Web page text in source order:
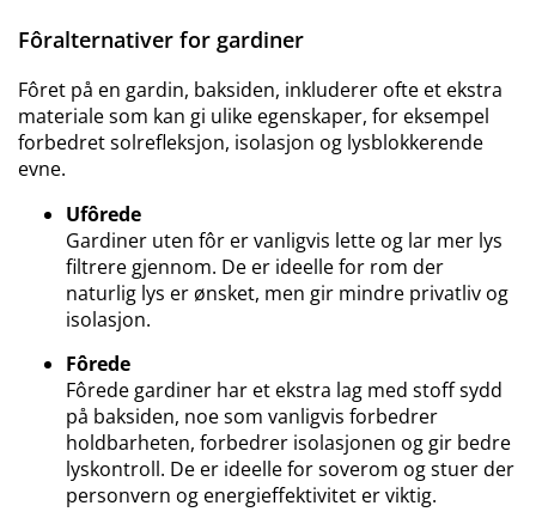
Fôralternativer for gardiner
Fôret på en gardin, baksiden, inkluderer ofte et ekstra
materiale som kan gi ulike egenskaper, for eksempel
forbedret solrefleksjon, isolasjon og lysblokkerende
evne.
Ufôrede
Gardiner uten fôr er vanligvis lette og lar mer lys
filtrere gjennom. De er ideelle for rom der
naturlig lys er ønsket, men gir mindre privatliv og
isolasjon.
Fôrede
Fôrede gardiner har et ekstra lag med stoff sydd
på baksiden, noe som vanligvis forbedrer
holdbarheten, forbedrer isolasjonen og gir bedre
lyskontroll. De er ideelle for soverom og stuer der
personvern og energieffektivitet er viktig.